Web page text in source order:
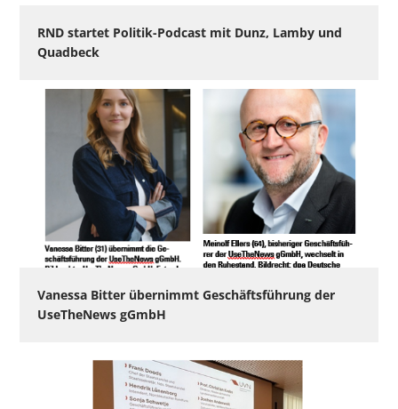
RND startet Politik-Podcast mit Dunz, Lamby und
Quadbeck
Vanessa Bitter übernimmt Geschäftsführung der
UseTheNews gGmbH